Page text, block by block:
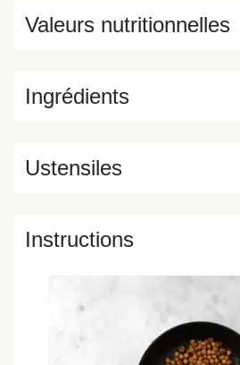
Ingrédients
Valeurs nutritionnelles
Ustensiles
Instructions